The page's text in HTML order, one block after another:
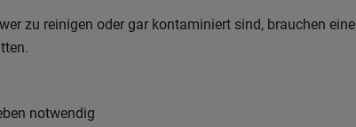
zu reinigen oder gar kontaminiert sind, brauchen eine
notwendig